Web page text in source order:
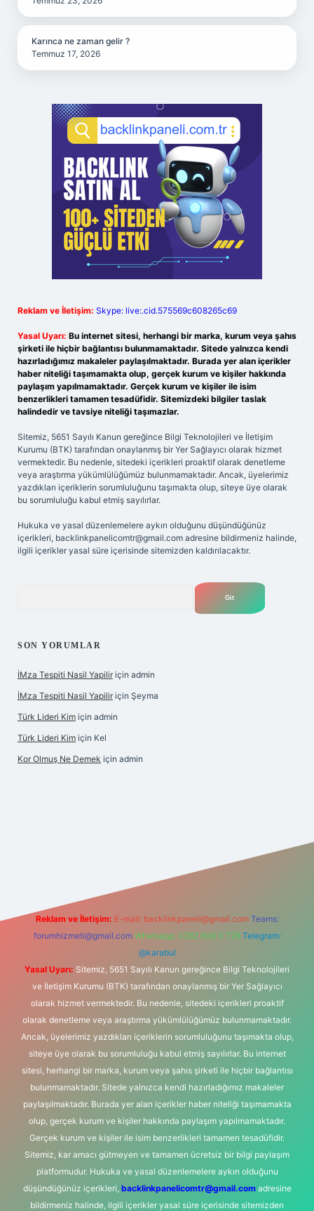
Karınca ne zaman gelir ?
Temmuz 17, 2026
Reklam ve İletişim: Skype: live:.cid.575569c608265c69
Yasal Uyarı: Bu internet sitesi, herhangi bir marka, kurum veya şahıs
şirketi ile hiçbir bağlantısı bulunmamaktadır. Sitede yalnızca kendi
hazırladığımız makaleler paylaşılmaktadır. Burada yer alan içerikler
haber niteliği taşımamakta olup, gerçek kurum ve kişiler hakkında
paylaşım yapılmamaktadır. Gerçek kurum ve kişiler ile isim
benzerlikleri tamamen tesadüfidir. Sitemizdeki bilgiler taslak
halindedir ve tavsiye niteliği taşımazlar.
Sitemiz, 5651 Sayılı Kanun gereğince Bilgi Teknolojileri ve İletişim
Kurumu (BTK) tarafından onaylanmış bir Yer Sağlayıcı olarak hizmet
vermektedir. Bu nedenle, sitedeki içerikleri proaktif olarak denetleme
veya araştırma yükümlülüğümüz bulunmamaktadır. Ancak, üyelerimiz
yazdıkları içeriklerin sorumluluğunu taşımakta olup, siteye üye olarak
bu sorumluluğu kabul etmiş sayılırlar.
Hukuka ve yasal düzenlemelere aykırı olduğunu düşündüğünüz
içerikleri, backlinkpanelicomtr@gmail.com adresine bildirmeniz halinde,
ilgili içerikler yasal süre içerisinde sitemizden kaldırılacaktır.
SON YORUMLAR
İMza Tespiti Nasil Yapilir için admin
İMza Tespiti Nasil Yapilir için Şeyma
Türk Lideri Kim için admin
Türk Lideri Kim için Kel
Kor Olmuş Ne Demek için admin
Reklam ve İletişim: E-mail: backlinkpaneli@gmail.com Teams:
forumhizmeti@gmail.com Whatsapp: 0262 606 0 726 Telegram:
@karabul
Yasal Uyarı: Sitemiz, 5651 Sayılı Kanun gereğince Bilgi Teknolojileri
ve İletişim Kurumu (BTK) tarafından onaylanmış bir Yer Sağlayıcı
olarak hizmet vermektedir. Bu nedenle, sitedeki içerikleri proaktif
olarak denetleme veya araştırma yükümlülüğümüz bulunmamaktadır.
Ancak, üyelerimiz yazdıkları içeriklerin sorumluluğunu taşımakta olup,
siteye üye olarak bu sorumluluğu kabul etmiş sayılırlar. Bu internet
sitesi, herhangi bir marka, kurum veya şahıs şirketi ile hiçbir bağlantısı
bulunmamaktadır. Sitede yalnızca kendi hazırladığımız makaleler
paylaşılmaktadır. Burada yer alan içerikler haber niteliği taşımamakta
olup, gerçek kurum ve kişiler hakkında paylaşım yapılmamaktadır.
Gerçek kurum ve kişiler ile isim benzerlikleri tamamen tesadüfidir.
Sitemiz, kar amacı gütmeyen ve tamamen ücretsiz bir bilgi paylaşım
platformudur. Hukuka ve yasal düzenlemelere aykırı olduğunu
düşündüğünüz içerikleri, backlinkpanelicomtr@gmail.comadresine
bildirmeniz halinde, ilgili içerikler yasal süre içerisinde sitemizden